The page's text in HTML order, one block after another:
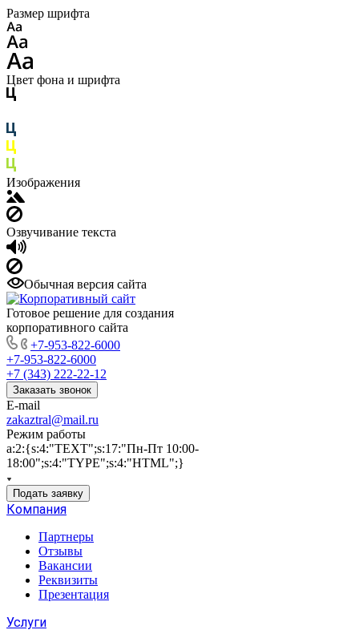
Размер шрифта
Цвет фона и шрифта
Изображения
Озвучивание текста
Обычная версия сайта
Готовое решение для создания
корпоративного сайта
+7-953-822-6000
+7-953-822-6000
+7 (343) 222-22-12
Заказать звонок
E-mail
zakaztral@mail.ru
Режим работы
a:2:{s:4:"TEXT";s:17:"Пн-Пт 10:00-
18:00";s:4:"TYPE";s:4:"HTML";}
Подать заявку
Компания
Партнеры
Отзывы
Вакансии
Реквизиты
Презентация
Услуги